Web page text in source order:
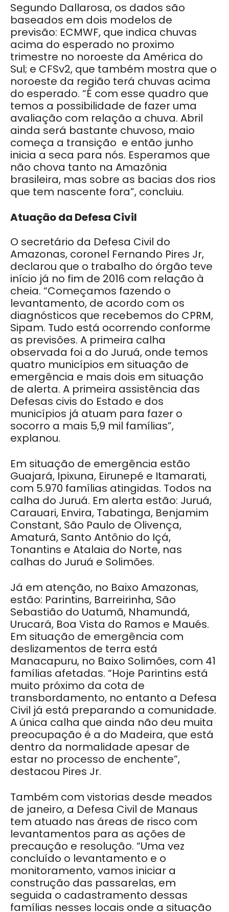
Segundo Dallarosa, os dados são
baseados em dois modelos de
previsão: ECMWF, que indica chuvas
acima do esperado no proximo
trimestre no noroeste da América do
Sul; e CFSv2, que também mostra que o
noroeste da região terá chuvas acima
do esperado. “É com esse quadro que
temos a possibilidade de fazer uma
avaliação com relação a chuva. Abril
ainda será bastante chuvoso, maio
começa a transição e então junho
inicia a seca para nós. Esperamos que
não chova tanto na Amazônia
brasileira, mas sobre as bacias dos rios
que tem nascente fora”, concluiu.
Atuação da Defesa Civil
O secretário da Defesa Civil do
Amazonas, coronel Fernando Pires Jr,
declarou que o trabalho do órgão teve
início já no fim de 2016 com relação à
cheia. “Começamos fazendo o
levantamento, de acordo com os
diagnósticos que recebemos do CPRM,
Sipam. Tudo está ocorrendo conforme
as previsões. A primeira calha
observada foi a do Juruá, onde temos
quatro municípios em situação de
emergência e mais dois em situação
de alerta. A primeira assistência das
Defesas civis do Estado e dos
municípios já atuam para fazer o
socorro a mais 5,9 mil famílias”,
explanou.
Em situação de emergência estão
Guajará, Ipixuna, Eirunepé e Itamarati,
com 5.970 famílias atingidas. Todos na
calha do Juruá. Em alerta estão: Juruá,
Carauari, Envira, Tabatinga, Benjamim
Constant, São Paulo de Olivença,
Amaturá, Santo Antônio do Içá,
Tonantins e Atalaia do Norte, nas
calhas do Juruá e Solimões.
Já em atenção, no Baixo Amazonas,
estão: Parintins, Barreirinha, São
Sebastião do Uatumã, Nhamundá,
Urucará, Boa Vista do Ramos e Maués.
Em situação de emergência com
deslizamentos de terra está
Manacapuru, no Baixo Solimões, com 41
famílias afetadas. “Hoje Parintins está
muito próximo da cota de
transbordamento, no entanto a Defesa
Civil já está preparando a comunidade.
A única calha que ainda não deu muita
preocupação é a do Madeira, que está
dentro da normalidade apesar de
estar no processo de enchente”,
destacou Pires Jr.
Também com vistorias desde meados
de janeiro, a Defesa Civil de Manaus
tem atuado nas áreas de risco com
levantamentos para as ações de
precaução e resolução. “Uma vez
concluído o levantamento e o
monitoramento, vamos iniciar a
construção das passarelas, em
seguida o cadastramento dessas
famílias nesses locais onde a situação